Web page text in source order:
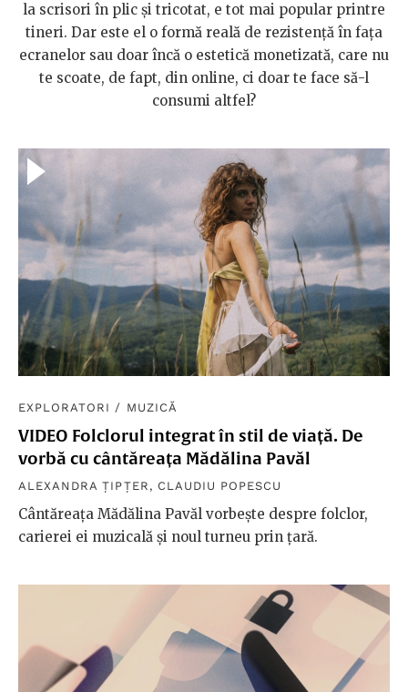
la scrisori în plic și tricotat, e tot mai popular printre
tineri. Dar este el o formă reală de rezistență în fața
ecranelor sau doar încă o estetică monetizată, care nu
te scoate, de fapt, din online, ci doar te face să-l
consumi altfel?
EXPLORATORI / MUZICĂ
VIDEO Folclorul integrat în stil de viață. De
vorbă cu cântăreața Mădălina Pavăl
ALEXANDRA ȚIPȚER , CLAUDIU POPESCU
Cântăreața Mădălina Pavăl vorbește despre folclor,
carierei ei muzicală și noul turneu prin țară.